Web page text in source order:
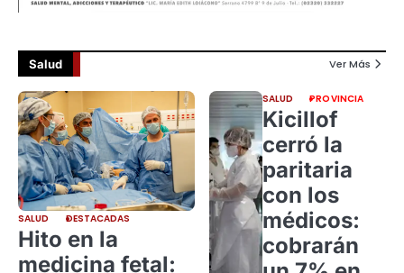
Salud Ver Más
SALUD DESTACADAS
Hito en la
medicina fetal:
SALUD PROVINCIA
Kicillof
cerró la
paritaria
con los
médicos:
cobrarán